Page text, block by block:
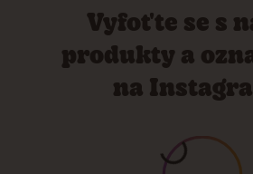
Vyfoťte se s
produkty a
na